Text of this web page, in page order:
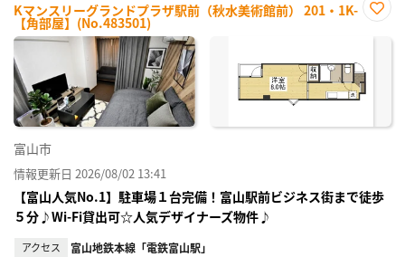
Kマンスリーグランドプラザ駅前（秋水美術館前） 201・1K-
【角部屋】(No.483501)
に入
録
富山市
情報更新日 2026/08/02 13:41
【富山人気No.1】駐車場１台完備！富山駅前ビジネス街まで徒歩
５分♪Wi-Fi貸出可☆人気デザイナーズ物件♪
アクセス 富山地鉄本線「電鉄富山駅」